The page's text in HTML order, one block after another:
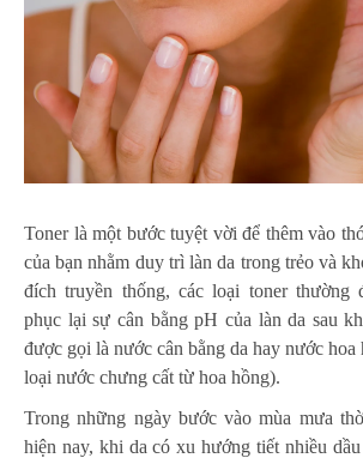
Toner là một bước tuyệt vời để thêm vào
của bạn nhằm duy trì làn da trong trẻo và
đích truyền thống, các loại toner thường
phục lại sự cân bằng pH của làn da sau
được gọi là nước cân bằng da hay nước hoa
loại nước chưng cất từ hoa hồng).
Trong những ngày bước vào mùa mưa
hiện nay, khi da có xu hướng tiết nhiều